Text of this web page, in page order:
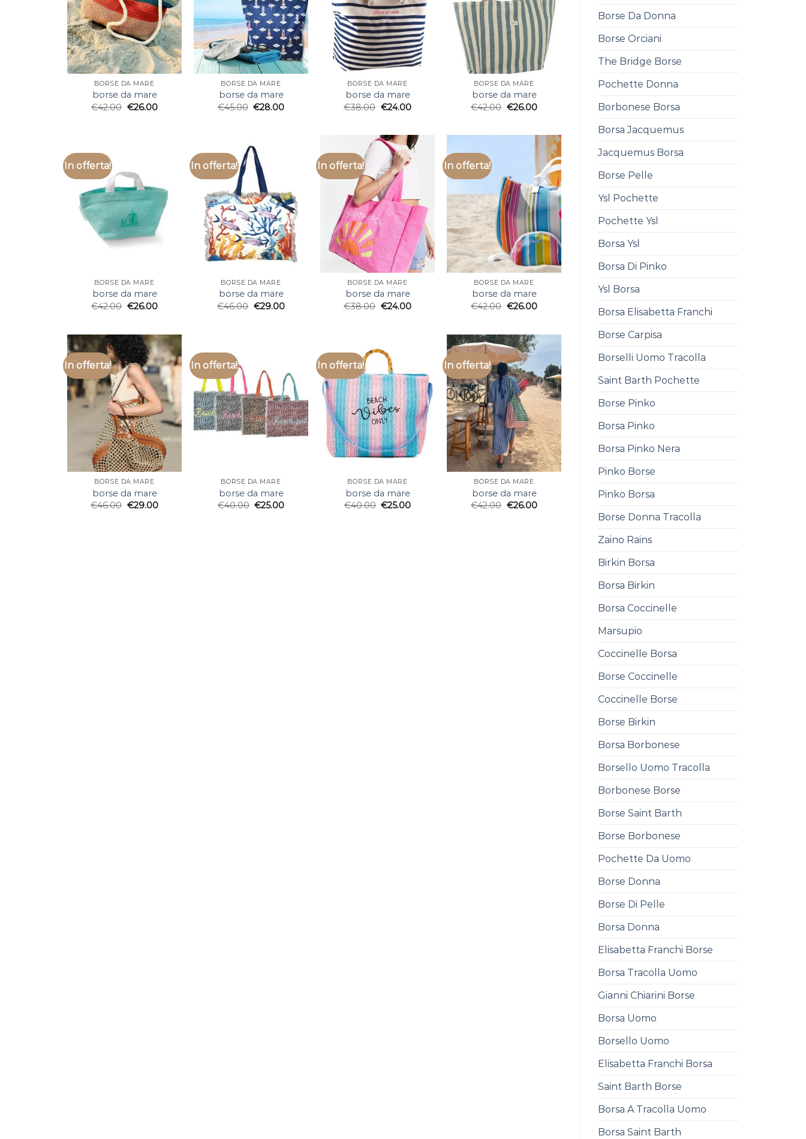
Borse Da Donna
Borse Orciani
The Bridge Borse
Pochette Donna
Borbonese Borsa
Borsa Jacquemus
Jacquemus Borsa
Borse Pelle
Ysl Pochette
Pochette Ysl
Borsa Ysl
Borsa Di Pinko
Ysl Borsa
Borsa Elisabetta Franchi
Borse Carpisa
Borselli Uomo Tracolla
Saint Barth Pochette
Borse Pinko
Borsa Pinko
Borsa Pinko Nera
Pinko Borse
Pinko Borsa
Borse Donna Tracolla
Zaino Rains
Birkin Borsa
Borsa Birkin
Borsa Coccinelle
Marsupio
Coccinelle Borsa
Borse Coccinelle
Coccinelle Borse
Borse Birkin
Borsa Borbonese
Borsello Uomo Tracolla
Borbonese Borse
Borse Saint Barth
Borse Borbonese
Pochette Da Uomo
Borse Donna
Borse Di Pelle
Borsa Donna
Elisabetta Franchi Borse
Borsa Tracolla Uomo
Gianni Chiarini Borse
Borsa Uomo
Borsello Uomo
Elisabetta Franchi Borsa
Saint Barth Borse
Borsa A Tracolla Uomo
Borsa Saint Barth
BORSE DA MARE
borse da mare
€42.00 €26.00
BORSE DA MARE
borse da mare
€45.00 €28.00
BORSE DA MARE
borse da mare
€38.00 €24.00
BORSE DA MARE
borse da mare
€42.00 €26.00
In offerta!
BORSE DA MARE
borse da mare
€42.00 €26.00
In offerta!
BORSE DA MARE
borse da mare
€46.00 €29.00
In offerta!
BORSE DA MARE
borse da mare
€38.00 €24.00
In offerta!
BORSE DA MARE
borse da mare
€42.00 €26.00
In offerta!
BORSE DA MARE
borse da mare
€46.00 €29.00
In offerta!
BORSE DA MARE
borse da mare
€40.00 €25.00
In offerta!
BORSE DA MARE
borse da mare
€40.00 €25.00
In offerta!
BORSE DA MARE
borse da mare
€42.00 €26.00